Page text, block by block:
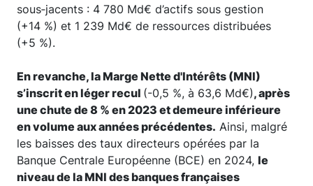
sous‑jacents : 4 780 Md€ d’actifs sous gestion
(+14 %) et 1 239 Md€ de ressources distribuées
(+5 %).
En revanche, la Marge Nette d'Intérêts (MNI)
s’inscrit en léger recul (-0,5 %, à 63,6 Md€), après
une chute de 8 % en 2023 et demeure inférieure
en volume aux années précédentes. Ainsi, malgré
les baisses des taux directeurs opérées par la
Banque Centrale Européenne (BCE) en 2024, le
niveau de la MNI des banques françaises